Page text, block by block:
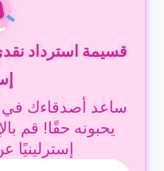
ساعد أصدقاءك